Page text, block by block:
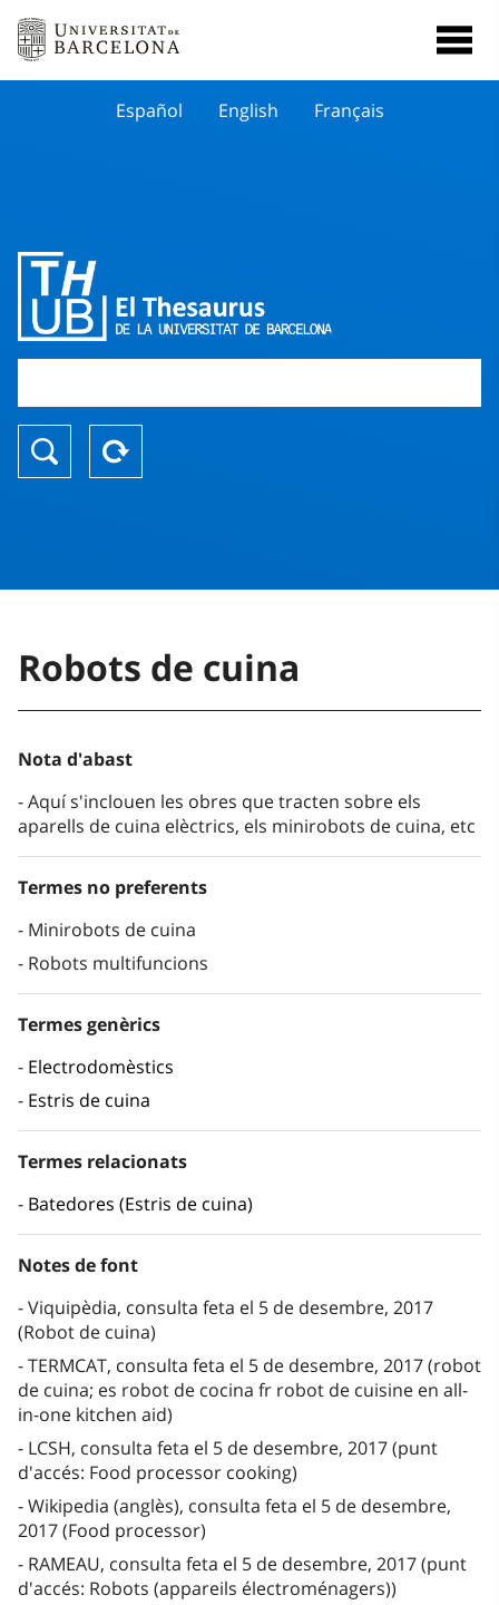
Español English Français
Robots de cuina
Nota d'abast
Aquí s'inclouen les obres que tracten sobre els
aparells de cuina elèctrics, els minirobots de cuina, etc
Termes no preferents
Minirobots de cuina
Robots multifuncions
Termes genèrics
Electrodomèstics
Estris de cuina
Termes relacionats
Batedores (Estris de cuina)
Notes de font
Viquipèdia, consulta feta el 5 de desembre, 2017
(Robot de cuina)
TERMCAT, consulta feta el 5 de desembre, 2017 (robot
de cuina; es robot de cocina fr robot de cuisine en all-
in-one kitchen aid)
LCSH, consulta feta el 5 de desembre, 2017 (punt
d'accés: Food processor cooking)
Wikipedia (anglès), consulta feta el 5 de desembre,
2017 (Food processor)
RAMEAU, consulta feta el 5 de desembre, 2017 (punt
d'accés: Robots (appareils électroménagers))